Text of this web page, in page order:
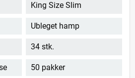
King Size Slim
Ubleget hamp
34 stk.
50 pakker